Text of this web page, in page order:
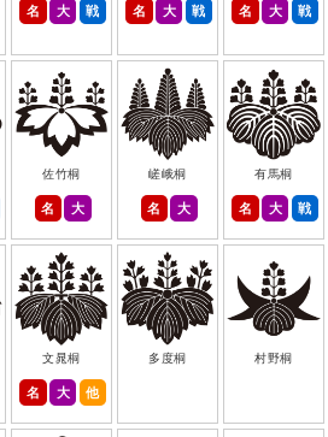
名 大 戦 名 大 戦 名 大 戦
佐竹桐
名 大
嵯峨桐
名 大
有馬桐
名 大 戦
文晁桐
名 大 他
多度桐 村野桐